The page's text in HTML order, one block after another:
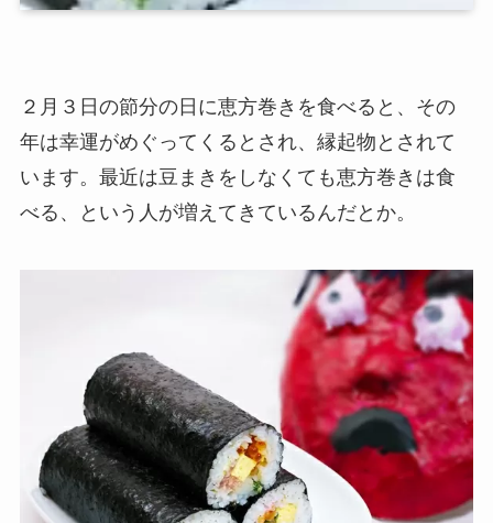
２月３日の節分の日に恵方巻きを食べると、その
年は幸運がめぐってくるとされ、縁起物とされて
います。最近は豆まきをしなくても恵方巻きは食
べる、という人が増えてきているんだとか。